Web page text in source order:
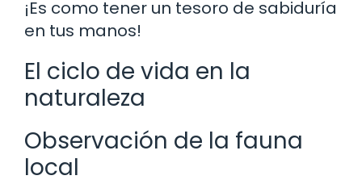
¡Es como tener un tesoro de sabiduría
en tus manos!
El ciclo de vida en la
naturaleza
Observación de la fauna
local